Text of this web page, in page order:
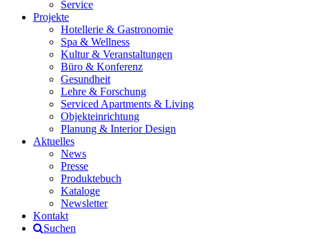
Service
Projekte
Hotellerie & Gastronomie
Spa & Wellness
Kultur & Veranstaltungen
Büro & Konferenz
Gesundheit
Lehre & Forschung
Serviced Apartments & Living
Objekteinrichtung
Planung & Interior Design
Aktuelles
News
Presse
Produktebuch
Kataloge
Newsletter
Kontakt
Suchen